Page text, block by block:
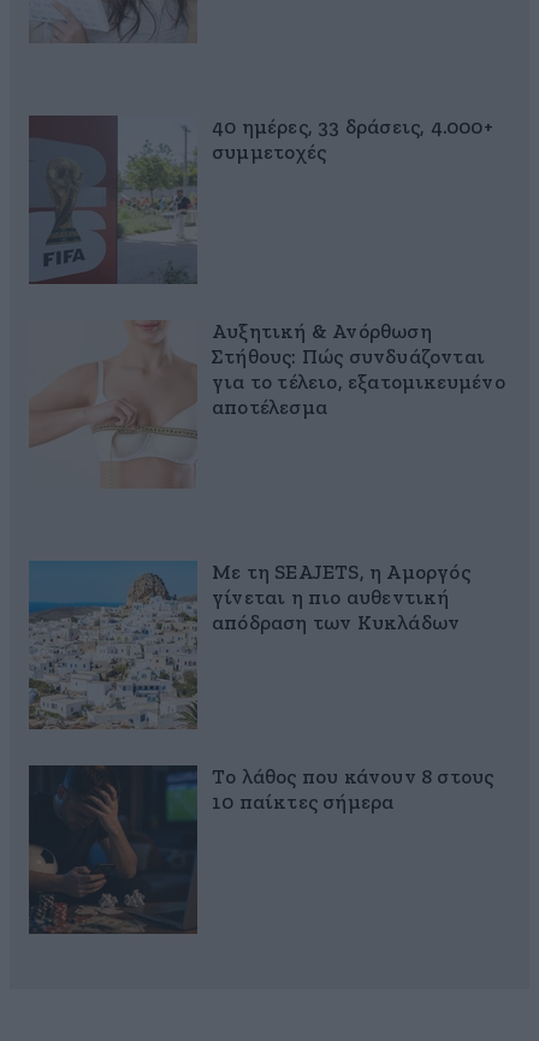
40 ημέρες, 33 δράσεις, 4.000+
συμμετοχές
Αυξητική & Ανόρθωση
Στήθους: Πώς συνδυάζονται
για το τέλειο, εξατομικευμένο
αποτέλεσμα
Με τη SEAJETS, η Αμοργός
γίνεται η πιο αυθεντική
απόδραση των Κυκλάδων
Το λάθος που κάνουν 8 στους
10 παίκτες σήμερα